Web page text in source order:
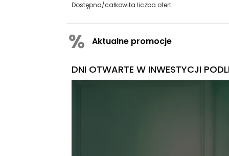
Dostępna/całkowita liczba ofert
Aktualne promocje
DNI OTWARTE W INWESTYCJI